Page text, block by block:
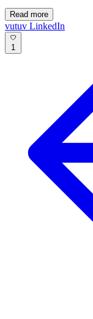
Read more
vutuv LinkedIn
1